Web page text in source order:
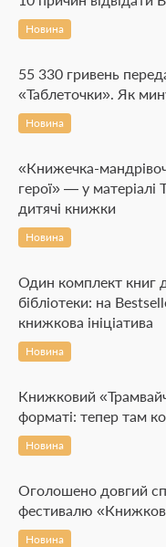
Новина
55 330 гривень
«Таблеточки». Як
Новина
«Книжечка-
герої» — у матеріалі
дитячі книжки
Новина
Один комплект книг
бібліотеки: на
книжкова ініціатива
Новина
Книжковий
форматі: тепер там
Новина
Оголошено довгий
фестивалю
Новина